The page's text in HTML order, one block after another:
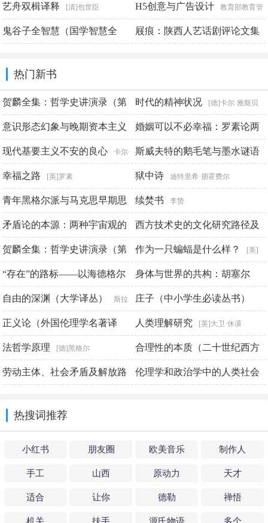
通识读本：陶瓷 刘莹 格
艺舟双楫译释 [清]包世臣 H5创意与广告设计 教育部教育管
理信息中心组编 彭澎主编
鬼谷子全智慧（国学智慧全 屐痕：陕西人艺话剧评论文集
热门新书
贺麟全集：哲学史讲演录（第
四卷） 黑格尔
时代的精神状况 [德]卡尔·雅斯贝
尔斯
意识形态幻象与晚期资本主义
现实 包立峰
婚姻可以不必幸福：罗素论两
性价值互动 [英]罗素
现代基要主义不安的良心 卡尔·
亨利
斯威夫特的鹅毛笔与墨水谜语
娄林
幸福之路 [英]罗素 狱中诗 迪特里希·朋霍费尔
青年黑格尔派与马克思早期思
想的发展（修订版） 侯才
续焚书 李贽
矛盾论的本源：两种宇宙观的
终极较量 周鸿仙
西方技术史的文化研究路径及
其整合 陈玉林 陈凡
贺麟全集：哲学史讲演录（第
三卷） 黑格尔
作为一只蝙蝠是什么样？ [美]
托马斯·内格尔
“存在”的路标——以海德格尔
论形而上学、无和四重整体为
线索 陈光绪 席绢 冯冠华 石帅锋
身体与世界的共构：胡塞尔
《观念2》中的身体问题 王继
自由的深渊（大学译丛） 斯拉
沃热·齐泽克
庄子（中小学生必读丛书）
[战国]庄周 著 宁远航 注
正义论（外国伦理学名著译
丛） 约翰·罗尔斯
人类理解研究 [英]大卫·休谟
法哲学原理 [德]黑格尔 合理性的本质（二十世纪西方
哲学经典） [美]罗伯特·诺奇克
劳动主体、社会矛盾及解放路
生命政治哲学研究
伦理学和政治学中的人类社会
热搜词推荐
小红书 朋友圈 欧美音乐 制作人
手工 山西 原动力 天才
适合 让你 德勒 禅悟